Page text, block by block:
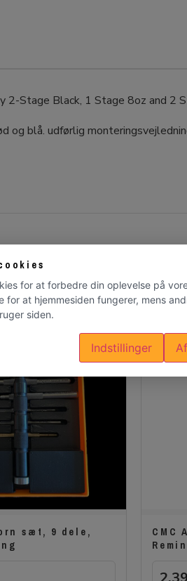
Stage Black, 1 Stage 8oz and
blå. udførlig
Udsolgt
sæt, 9 dele,
for at forbedre din oplevelse på
for at hjemmesiden fungerer, mens
siden.
Indstillinger